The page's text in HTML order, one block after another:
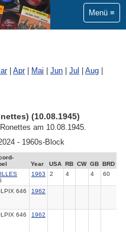
Menü
| Apr| Mai Jun Jul Aug
(10.08.1945)
am 10.08.1945.
- 1960s-Block
Year USA RB CW GB
BRD
1963 2 4 4 60
646 1962
646 1962